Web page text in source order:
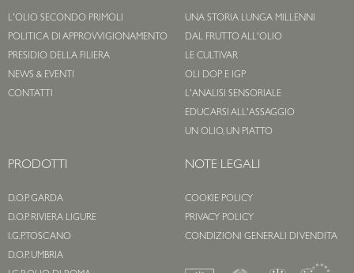
L'OLIO SECONDO PRIMOLI
POLITICA DI APPROVVIGIONAMENTO
PRESIDIO DELLA FILIERA
NEWS & EVENTI
CONTATTI
UNA STORIA LUNGA MILLENNI
DAL FRUTTO ALL'OLIO
LE CULTIVAR
OLI DOP E IGP
L'ANALISI SENSORIALE
EDUCARSI ALL'ASSAGGIO
UN OLIO, UN PIATTO
PRODOTTI
D.O.P. GARDA
D.O.P. RIVIERA LIGURE
I.G.P. TOSCANO
D.O.P. UMBRIA
NOTE LEGALI
COOKIE POLICY
PRIVACY POLICY
CONDIZIONI GENERALI DI VENDITA